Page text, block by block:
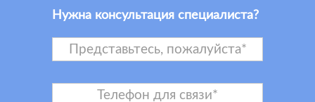
Нужна консультация специалиста?